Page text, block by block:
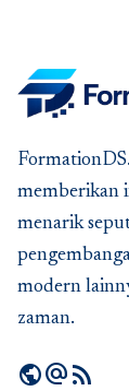
memberikan
menarik
modern
zaman.
publicalternate_emailrss_feed